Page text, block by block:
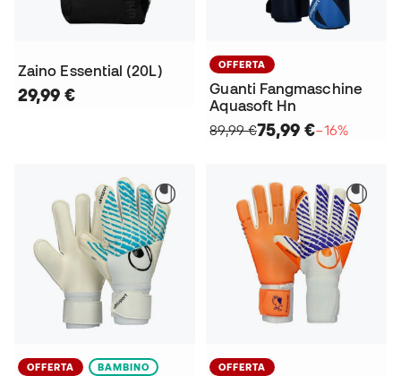
Zaino Essential (20L)
29,99 €
OFFERTA
Guanti Fangmaschine
Aquasoft Hn
89,99 €75,99 €−16%
OFFERTA BAMBINO OFFERTA